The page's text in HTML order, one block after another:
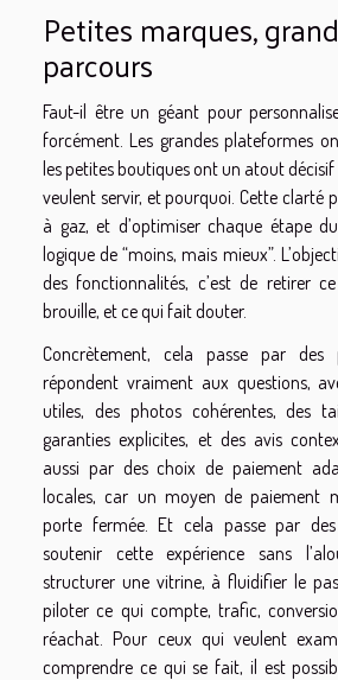
Petites marques,
parcours
Faut-il être un géant pour
forcément. Les grandes plateformes
les petites boutiques ont un atout décisif
veulent servir, et pourquoi. Cette clarté
à gaz, et d’optimiser chaque étape
logique de “moins, mais mieux”.
des fonctionnalités, c’est de retirer
brouille, et ce qui fait douter.
Concrètement, cela passe par des
répondent vraiment aux questions,
utiles, des photos cohérentes, des
garanties explicites, et des avis
aussi par des choix de paiement
locales, car un moyen de paiement
porte fermée. Et cela passe par
soutenir cette expérience sans
structurer une vitrine, à fluidifier le
piloter ce qui compte, trafic,
réachat. Pour ceux qui veulent
comprendre ce qui se fait, il est